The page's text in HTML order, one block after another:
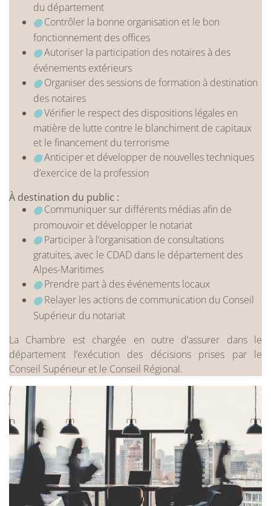
du département
Contrôler la bonne organisation et le bon
fonctionnement des offices
Autoriser la participation des notaires à des
événements extérieurs
Organiser des sessions de formation à destination
des notaires
Vérifier le respect des dispositions légales en
matière de lutte contre le blanchiment de capitaux
et le financement du terrorisme
Anticiper et développer de nouvelles techniques
d’exercice de la profession
À destination du public :
Communiquer sur différents médias afin de
promouvoir et développer le notariat
Participer à l’organisation de consultations
gratuites, avec le CDAD dans le département des
Alpes-Maritimes
Prendre part à des événements locaux
Relayer les actions de communication du Conseil
Supérieur du notariat
La Chambre est chargée en outre d’assurer dans le
département l’exécution des décisions prises par le
Conseil Supérieur et le Conseil Régional.